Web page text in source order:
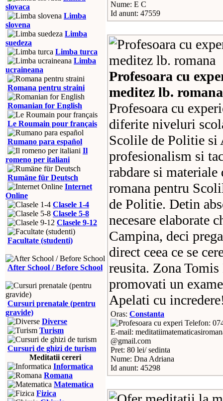
slovaca
Limba
slovena
Limba
suedeza
Limba turca
Limba
ucraineana
Romana pentru straini
Romanian for English
Le Roumain pour français
Rumano para español
Il
romeno per italiani
Rumäne für Deutsch
Internet
Online
Clasele 1-4
Clasele 5-8
Clasele 9-12
Facultate (studenti)
After School / Before School
Cursuri prenatale (pentru
gravide)
Diverse
Turism
Cursuri de ghizi de turism
Meditatii cereri
Informatica
Romana
Matematica
Fizica
Nume: E C
Id anunt: 47559
Profesoara cu
meditez lb. romana
Profesoara cu
diferite niveluri
Scolile de Politie si
profesionalism si
rabdare si
romana pentru
de Politie. Detin
necesare elaborate
Campina, deci
direct ceea ce se
reusita. Zona
promovati un
Apelati cu
Oras: Constanta
Telefon:
E-mail:
@gmail.com
Pret: 80 lei/ sedinta
Nume: Dna Adriana
Id anunt: 45298